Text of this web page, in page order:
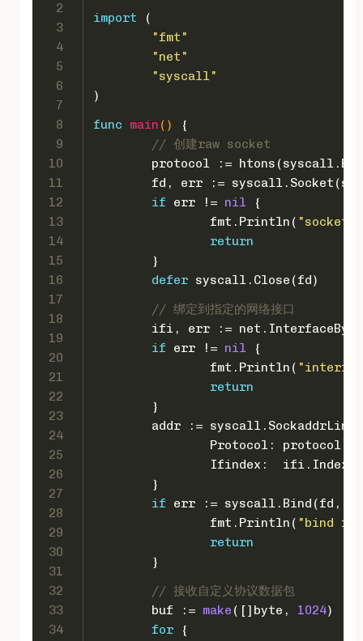
2
3
4
5
6
7
8
9
10
11
12
13
14
15
16
17
18
19
20
21
22
23
24
25
26
27
28
29
30
31
32
33
34
import (
"fmt"
"net"
"syscall"
)
func
main ()
{
// 创建raw socket
protocol :=
fd, err :=
if err != nil {
		fmt.Println(
"socket
return
	}
defer syscall.Close(fd)
// 绑定到指定的网络接口
ifi, err :=
if err != nil {
		fmt.Println(
return
	}
addr :=
		Protocol: protocol,
		Ifindex:  ifi.Index,
	}
if err := syscall.Bind(fd,
		fmt.Println(
"bind
return
	}
// 接收自定义协议数据包
	buf :=
make ([] byte , 1024)
for {